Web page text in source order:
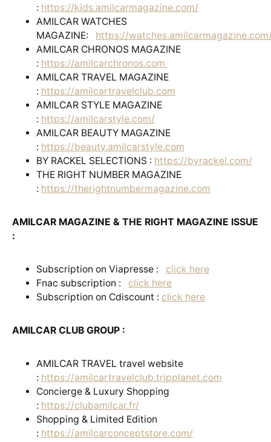
: https://kids.amilcarmagazine.com/
AMILCAR WATCHES
MAGAZINE: https://
AMILCAR CHRONOS MAGAZINE
: https://amilcarchronos.com
AMILCAR TRAVEL MAGAZINE
: https://amilcartravelclub.com
AMILCAR STYLE MAGAZINE
: https://amilcarstyle.com/
AMILCAR BEAUTY MAGAZINE
: https://beauty.amilcarstyle.com
BY RACKEL SELECTIONS : https://byrackel.com/
THE RIGHT NUMBER MAGAZINE
: https://therightnumbermagazine.com
AMILCAR MAGAZINE & THE RIGHT MAGAZINE ISSUE
:
Subscription on Viapresse : click here
Fnac subscription : click here
Subscription on Cdiscount : click here
AMILCAR CLUB GROUP :
AMILCAR TRAVEL travel website
: https://amilcartravelclub.tripplanet.com
Concierge & Luxury Shopping
: https://clubamilcar.fr/
Shopping & Limited Edition
: https://amilcarconceptstore.com/